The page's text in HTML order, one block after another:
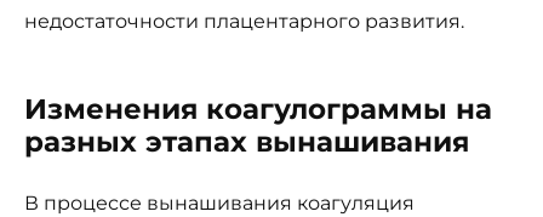
недостаточности плацентарного развития.
Изменения коагулограммы на
разных этапах вынашивания
В процессе вынашивания коагуляция